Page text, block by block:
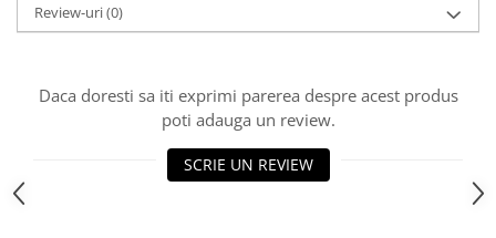
Review-uri(0)
Daca doresti sa iti exprimi parerea despre acest produs
poti adauga un review.
SCRIE UN REVIEW